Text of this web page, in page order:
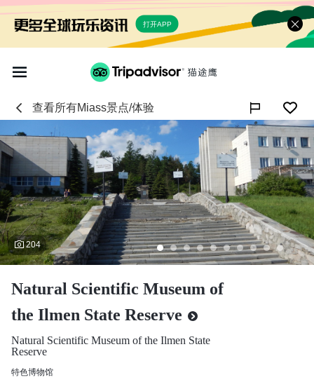
打开APP
查看所有Miass景点/体验
204
Natural Scientific Museum of
the Ilmen State Reserve
Natural Scientific Museum of the Ilmen State
Reserve
特色博物馆